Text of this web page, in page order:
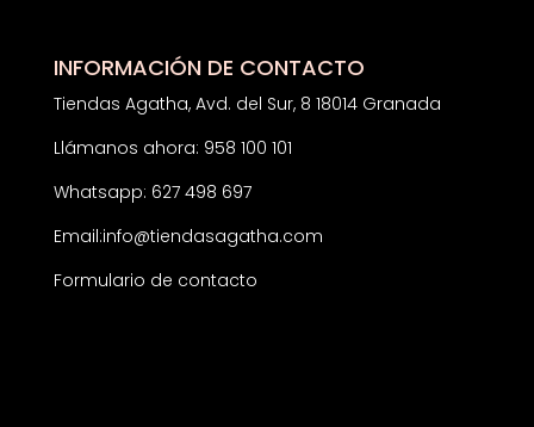
INFORMACIÓN DE CONTACTO
Tiendas Agatha, Avd. del Sur, 8 18014 Granada
Llámanos ahora: 958 100 101
Whatsapp: 627 498 697
Email:info@tiendasagatha.com
Formulario de contacto